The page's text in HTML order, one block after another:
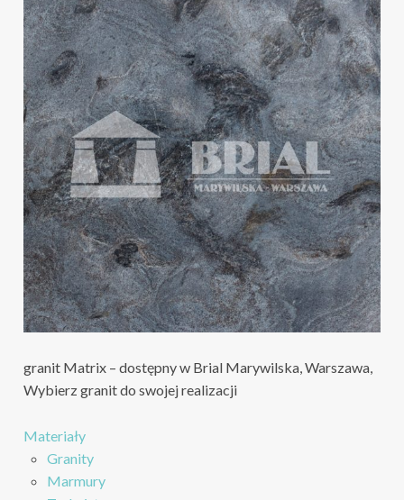
granit Matrix – dostępny w Brial Marywilska, Warszawa,
Wybierz granit do swojej realizacji
Materiały
Granity
Marmury